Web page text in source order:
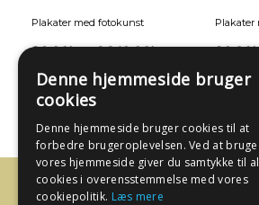
Plakater med fotokunst
89,00kr. – 2.249,00kr.
Plakater
89,00
Har du spørgsmål, så kontakt
svaret her:
Denne hjemmeside bruger
cookies
Denne hjemmeside bruger cookies til at
forbedre brugeroplevelsen. Ved at bruge
vores hjemmeside giver du samtykke til
cookies i overensstemmelse med vores
cookiepolitik. Læs mere